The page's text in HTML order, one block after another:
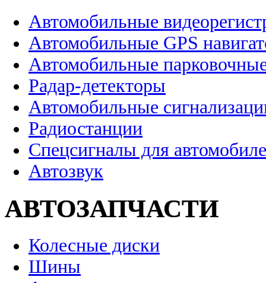
Автомобильные
Автомобильные GPS
Автомобильные
Радар-детекторы
Автомобильные
Радиостанции
Спецсигналы для
Автозвук
АВТОЗАПЧАСТИ
Колесные диски
Шины